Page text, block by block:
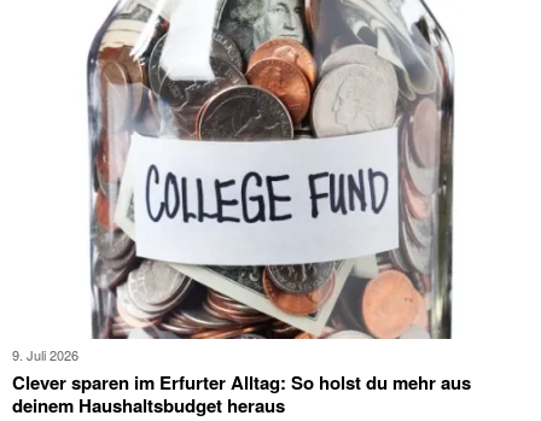
9. Juli 2026
Clever sparen im Erfurter Alltag: So holst du mehr aus
deinem Haushaltsbudget heraus